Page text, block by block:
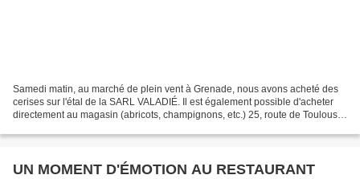
Samedi matin, au marché de plein vent à Grenade, nous avons acheté des
cerises sur l'étal de la SARL VALADIÉ. Il est également possible d'acheter
directement au magasin (abricots, champignons, etc.) 25, route de Toulouse
UN MOMENT D'ÉMOTION AU RESTAURANT